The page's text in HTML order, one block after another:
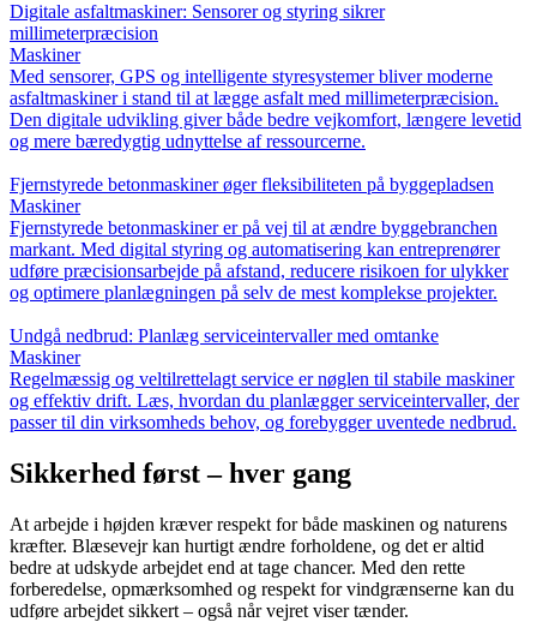
Digitale asfaltmaskiner: Sensorer og styring sikrer
millimeterpræcision
Maskiner
Med sensorer, GPS og intelligente styresystemer bliver moderne
asfaltmaskiner i stand til at lægge asfalt med millimeterpræcision.
Den digitale udvikling giver både bedre vejkomfort, længere levetid
og mere bæredygtig udnyttelse af ressourcerne.
Fjernstyrede betonmaskiner øger fleksibiliteten på byggepladsen
Maskiner
Fjernstyrede betonmaskiner er på vej til at ændre byggebranchen
markant. Med digital styring og automatisering kan entreprenører
udføre præcisionsarbejde på afstand, reducere risikoen for ulykker
og optimere planlægningen på selv de mest komplekse projekter.
Undgå nedbrud: Planlæg serviceintervaller med omtanke
Maskiner
Regelmæssig og veltilrettelagt service er nøglen til stabile maskiner
og effektiv drift. Læs, hvordan du planlægger serviceintervaller, der
passer til din virksomheds behov, og forebygger uventede nedbrud.
Sikkerhed først – hver gang
At arbejde i højden kræver respekt for både maskinen og naturens
kræfter. Blæsevejr kan hurtigt ændre forholdene, og det er altid
bedre at udskyde arbejdet end at tage chancer. Med den rette
forberedelse, opmærksomhed og respekt for vindgrænserne kan du
udføre arbejdet sikkert – også når vejret viser tænder.